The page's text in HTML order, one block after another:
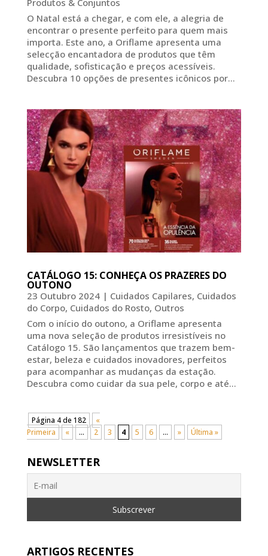
Produtos & Conjuntos
O Natal está a chegar, e com ele, a alegria de
encontrar o presente perfeito para quem mais
importa. Este ano, a Oriflame apresenta uma
selecção encantadora de produtos que têm
qualidade, sofisticação e preços acessíveis.
Descubra 10 opções de presentes icônicos por...
CATÁLOGO 15: CONHEÇA OS PRAZERES DO
OUTONO
23 Outubro 2024| Cuidados Capilares, Cuidados
do Corpo, Cuidados do Rosto, Outros
Com o início do outono, a Oriflame apresenta
uma nova seleção de produtos irresistíveis no
Catálogo 15. São lançamentos que trazem bem-
estar, beleza e cuidados inovadores, perfeitos
para acompanhar as mudanças da estação.
Descubra como cuidar da sua pele, corpo e até...
Página 4 de 182
«
Primeira
« ... 2 3 4 5 6 ... » Última »
NEWSLETTER
ARTIGOS RECENTES